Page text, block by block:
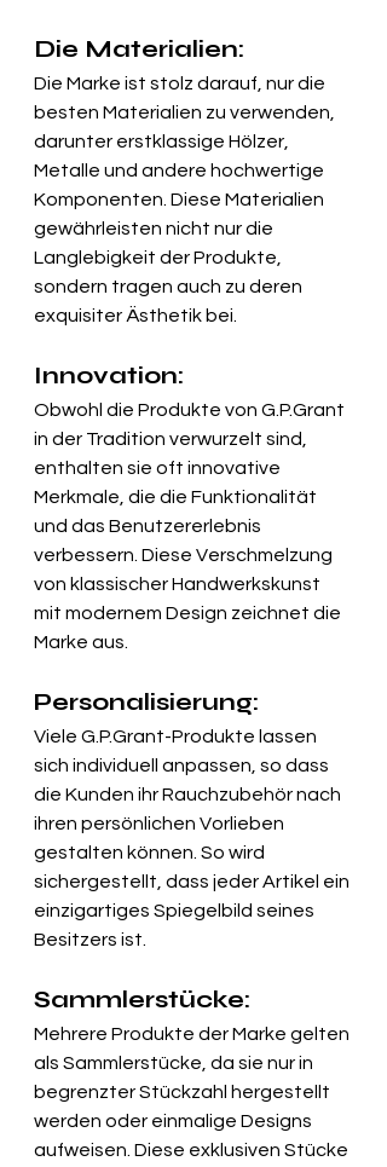
Die Materialien:
Die Marke ist stolz darauf, nur die
besten Materialien zu verwenden,
darunter erstklassige Hölzer,
Metalle und andere hochwertige
Komponenten. Diese Materialien
gewährleisten nicht nur die
Langlebigkeit der Produkte,
sondern tragen auch zu deren
exquisiter Ästhetik bei.
Innovation:
Obwohl die Produkte von G.P.Grant
in der Tradition verwurzelt sind,
enthalten sie oft innovative
Merkmale, die die Funktionalität
und das Benutzererlebnis
verbessern. Diese Verschmelzung
von klassischer Handwerkskunst
mit modernem Design zeichnet die
Marke aus.
Personalisierung:
Viele G.P.Grant-Produkte lassen
sich individuell anpassen, so dass
die Kunden ihr Rauchzubehör nach
ihren persönlichen Vorlieben
gestalten können. So wird
sichergestellt, dass jeder Artikel ein
einzigartiges Spiegelbild seines
Besitzers ist.
Sammlerstücke:
Mehrere Produkte der Marke gelten
als Sammlerstücke, da sie nur in
begrenzter Stückzahl hergestellt
werden oder einmalige Designs
aufweisen. Diese exklusiven Stücke